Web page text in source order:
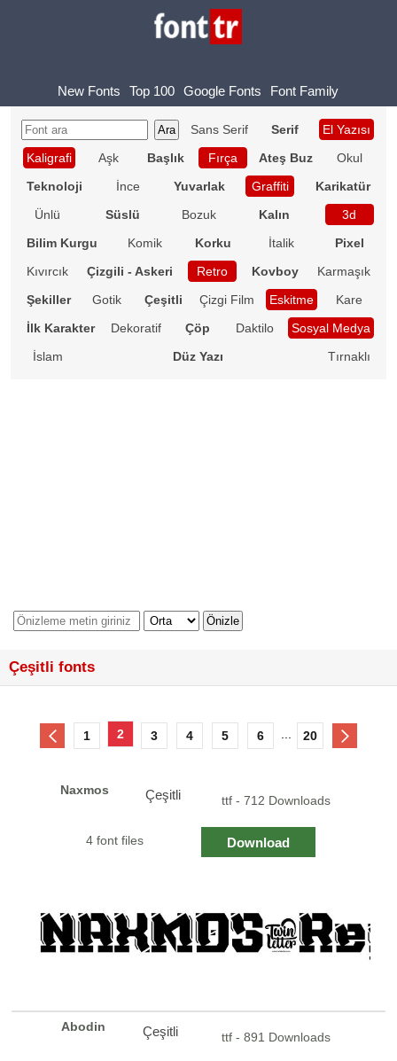
New Fonts Top 100 Google Fonts Font Family
Sans Serif Serif
El Yazısı
Kaligrafi
Aşk Başlık Fırça Ateş Buz
Okul
Teknoloji
İnce Yuvarlak Graffiti
Karikatür
Ünlü
Süslü Bozuk Kalın
3d
Bilim Kurgu
Komik Korku İtalik
Pixel
Kıvırcık
Çizgili - Askeri Retro Kovboy
Karmaşık
Şekiller
Gotik Çeşitli Çizgi Film Eskitme
Kare
İlk Karakter
Dekoratif Çöp Daktilo
Sosyal Medya
İslam
Düz Yazı Tırnaklı
Çeşitli fonts
1 2 3 4 5 6 20
Naxmos Çeşitli ttf - 712 Downloads
4 font files Download
Abodin Çeşitli ttf - 891 Downloads